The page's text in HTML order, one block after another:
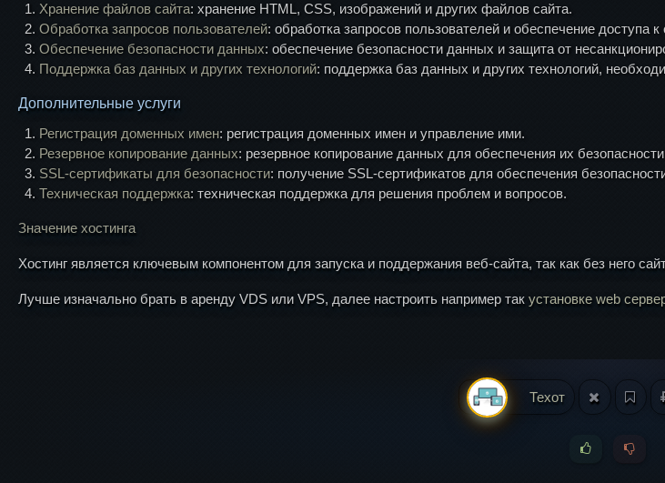
Хранение файлов сайта: хранение HTML, CSS, изображений и других файлов сайта.
Обработка запросов пользователей: обработка запросов пользователей и обеспечение доступа к
Обеспечение безопасности данных: обеспечение безопасности данных и защита от
Поддержка баз данных и других технологий: поддержка баз данных и других технологий,
Дополнительные услуги
Регистрация доменных имен: регистрация доменных имен и управление ими.
Резервное копирование данных: резервное копирование данных для обеспечения их
SSL-сертификаты для безопасности: получение SSL-сертификатов для обеспечения
Техническая поддержка: техническая поддержка для решения проблем и вопросов.
Значение хостинга
Хостинг является ключевым компонентом для запуска и поддержания веб-сайта, так как без него
Лучше изначально брать в аренду VDS или VPS, далее настроить например так установке web
Техот